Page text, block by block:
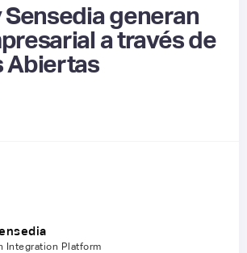
Sensedia generan
a través de
Abiertas
Integration Platform